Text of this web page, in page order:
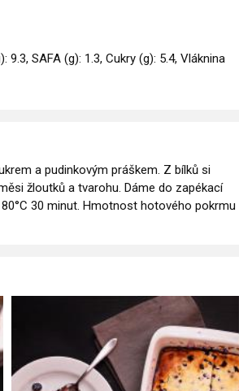
9.3, SAFA (g): 1.3, Cukry (g): 5.4, Vláknina
a pudinkovým práškem. Z bílků si
žloutků a tvarohu. Dáme do zapékací
30 minut. Hmotnost hotového pokrmu